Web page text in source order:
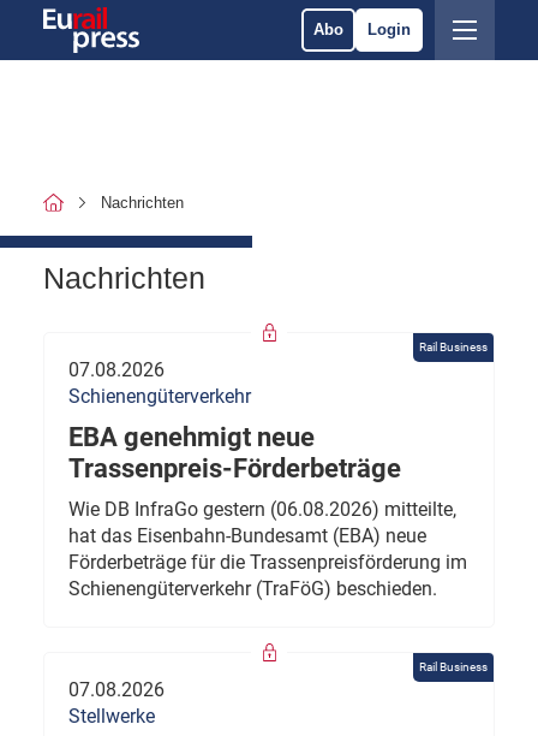
Abo Login
Nachrichten
Nachrichten
Rail Business
07.08.2026
Schienengüterverkehr
EBA genehmigt neue
Trassenpreis-Förderbeträge
Wie DB InfraGo gestern (06.08.2026) mitteilte,
hat das Eisenbahn-Bundesamt (EBA) neue
Förderbeträge für die Trassenpreisförderung im
Schienengüterverkehr (TraFöG) beschieden.
Rail Business
07.08.2026
Stellwerke